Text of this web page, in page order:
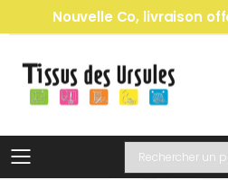
Nouvelle Co, livraison
Toggle mobile
Recherche